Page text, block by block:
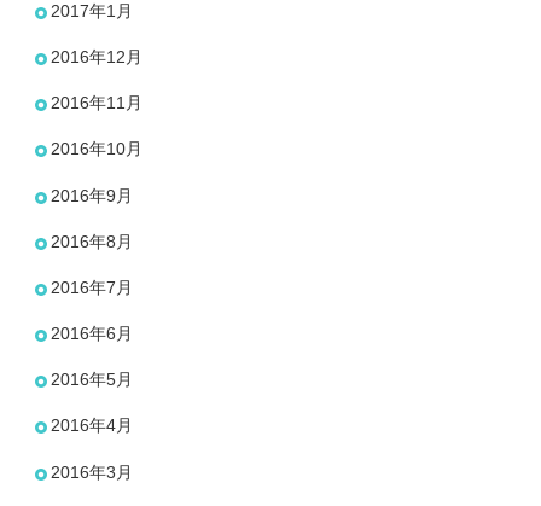
2017年1月
2016年12月
2016年11月
2016年10月
2016年9月
2016年8月
2016年7月
2016年6月
2016年5月
2016年4月
2016年3月